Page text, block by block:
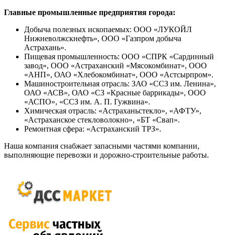
Главные промышленные предприятия города:
Добыча полезных ископаемых: ООО «ЛУКОЙЛ
Нижневолжскнефть», ООО «Газпром добыча
Астрахань».
Пищевая промышленность: ООО «СПРК «Сардинный
завод», ООО «Астраханский «Мясокомбинат», ООО
«АНП», ОАО «Хлебокомбинат», ООО «Астсырпром».
Машиностроительная отрасль: ЗАО «ССЗ им. Ленина»,
ОАО «АСВ», ОАО «СЗ «Красные баррикады», ООО
«АСПО», «ССЗ им. А. П. Гужвина».
Химическая отрасль: «Астраханьстекло», «АФТУ»,
«Астраханское стекловолокно», «БТ «Свап».
Ремонтная сфера: «Астраханский ТРЗ».
Наша компания снабжает запасными частями компании,
выполняющие перевозки и дорожно-строительные работы.